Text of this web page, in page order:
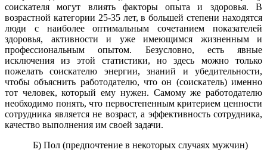
соискателя могут влиять факторы опыта и здоровья. В
возрастной категории 25-35 лет, в большей степени находятся
люди с наиболее оптимальным сочетанием показателей
здоровья, активности и уже имеющимся жизненным и
профессиональным опытом. Безусловно, есть явные
исключения из этой статистики, но здесь можно только
пожелать соискателю энергии, знаний и убедительности,
чтобы объяснить работодателю, что он (соискатель) именно
тот человек, который ему нужен. Самому же работодателю
необходимо понять, что первостепенным критерием ценности
сотрудника является не возраст, а эффективность сотрудника,
качество выполнения им своей задачи.
Б) Пол (предпочтение в некоторых случаях мужчин)